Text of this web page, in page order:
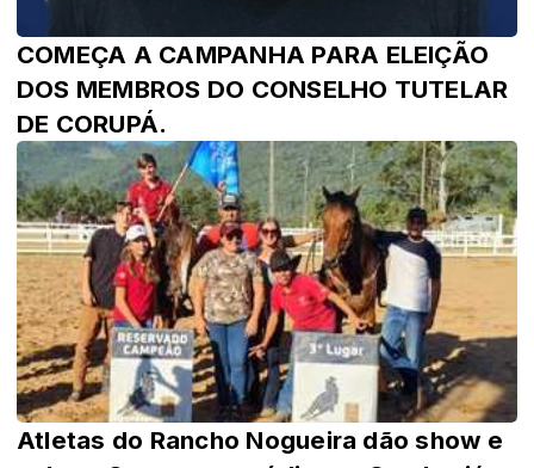
COMEÇA A CAMPANHA PARA ELEIÇÃO
DOS MEMBROS DO CONSELHO TUTELAR
DE CORUPÁ.
Atletas do Rancho Nogueira dão show e